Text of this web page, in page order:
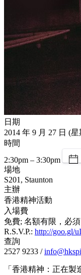
日期
2014 年 9 月 27 日 (
時間
2:30pm – 3:30pm
場地
S201, Staunton
主辦
香港精神活動
入場費
免費; 名額有限，必
R.S.V.P.: http://goo.gl/
查詢
2527 9233 /
「香港精神：正在